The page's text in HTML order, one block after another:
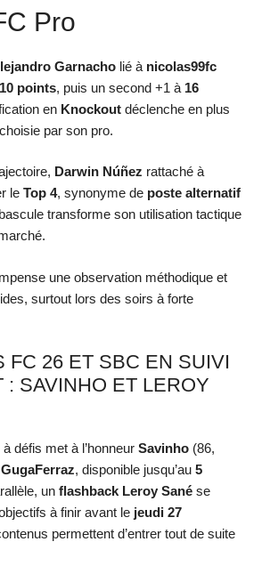
Pro
Garnacho lié à nicolas99fc
10 points, puis un second +1 à 16
en Knockout déclenche en plus
choisie par son pro.
Darwin Núñez rattaché à
le Top 4, synonyme de poste alternatif
transforme son utilisation tactique
une observation méthodique et
surtout lors des soirs à forte
FC 26 ET SBC EN SUIVI
: SAVINHO ET LEROY
défis met à l’honneur Savinho (86,
GugaFerraz, disponible jusqu’au 5
un flashback Leroy Sané se
à finir avant le jeudi 27
permettent d’entrer tout de suite